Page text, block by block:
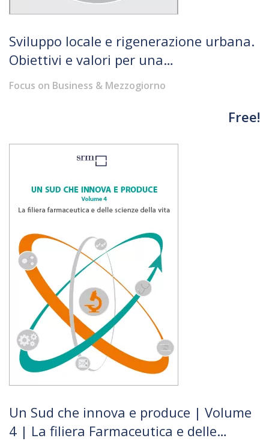
Sviluppo locale e rigenerazione urbana.
Obiettivi e valori per una
riqualificazione sostenibile della città di
Focus on Business & Mezzogiorno
Free!
Un Sud che innova e produce | Volume
4 | La filiera Farmaceutica e delle